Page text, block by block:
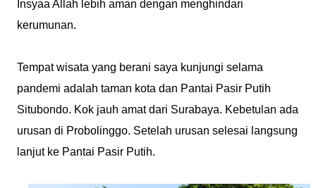
Insyaa Allah lebih aman dengan menghindari
kerumunan.
Tempat wisata yang berani saya kunjungi selama
pandemi adalah taman kota dan Pantai Pasir Putih
Situbondo. Kok jauh amat dari Surabaya. Kebetulan ada
urusan di Probolinggo. Setelah urusan selesai langsung
lanjut ke Pantai Pasir Putih.